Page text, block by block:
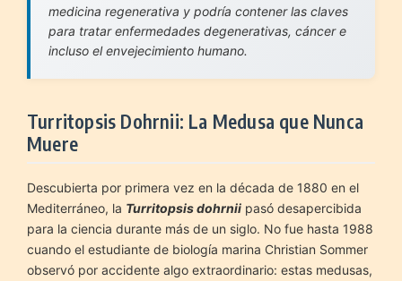
medicina regenerativa y podría contener las claves
para tratar enfermedades degenerativas, cáncer e
incluso el envejecimiento humano.
Turritopsis Dohrnii: La Medusa que Nunca
Muere
Descubierta por primera vez en la década de 1880 en el
Mediterráneo, la Turritopsis dohrnii pasó desapercibida
para la ciencia durante más de un siglo. No fue hasta 1988
cuando el estudiante de biología marina Christian Sommer
observó por accidente algo extraordinario: estas medusas,